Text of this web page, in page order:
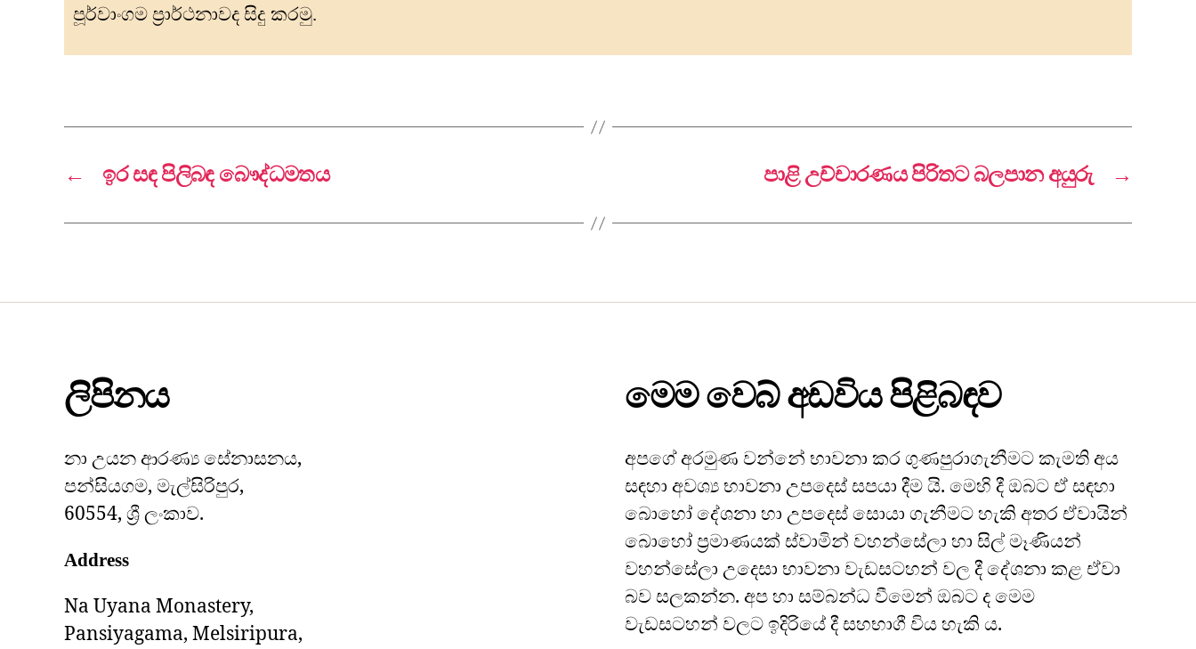
පූර්වාංගම ප්‍රාර්ථනාවද සිදු කරමු.
← ඉර සඳ පිලිබඳ බෞද්ධමතය →
පාළි උච්චාරණය පිරිතට බලපාන අයුරු
ලිපිනය
නා උයන ආරණ්‍ය සේනාසනය,
පන්සියගම, මැල්සිරිපුර,
60554, ශ්‍රී ලංකාව.
Address
Na Uyana Monastery,
Pansiyagama, Melsiripura,
මෙම වෙබ් අඩවිය පිළිබඳව
අපගේ අරමුණ වන්නේ භාවනා කර ගුණපුරාගැනීමට කැමති අය
සඳහා අවශ්‍ය භාවනා උපදෙස් සපයා දීම යි. මෙහි දී ඔබට ඒ සඳහා
බොහෝ දේශනා හා උපදෙස් සොයා ගැනීමට හැකි අතර ඒවායින්
බොහෝ ප්‍රමාණයක් ස්වාමින් වහන්සේලා හා සිල් මෑණියන්
වහන්සේලා උදෙසා භාවනා වැඩසටහන් වල දී දේශනා කළ ඒවා
බව සලකන්න. අප හා සම්බන්ධ වීමෙන් ඔබට ද මෙම
වැඩසටහන් වලට ඉදිරියේ දී සහභාගී විය හැකි ය.